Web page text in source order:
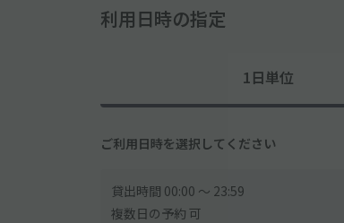
利用日時の指定
1日単位
ご利用日時を選択してください
貸出時間 00:00 〜 23:59
複数日の予約 可